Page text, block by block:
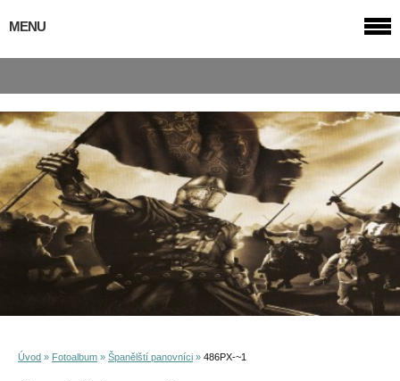
Úvod » Fotoalbum » Španělští panovníci » 486PX-~1
MENU